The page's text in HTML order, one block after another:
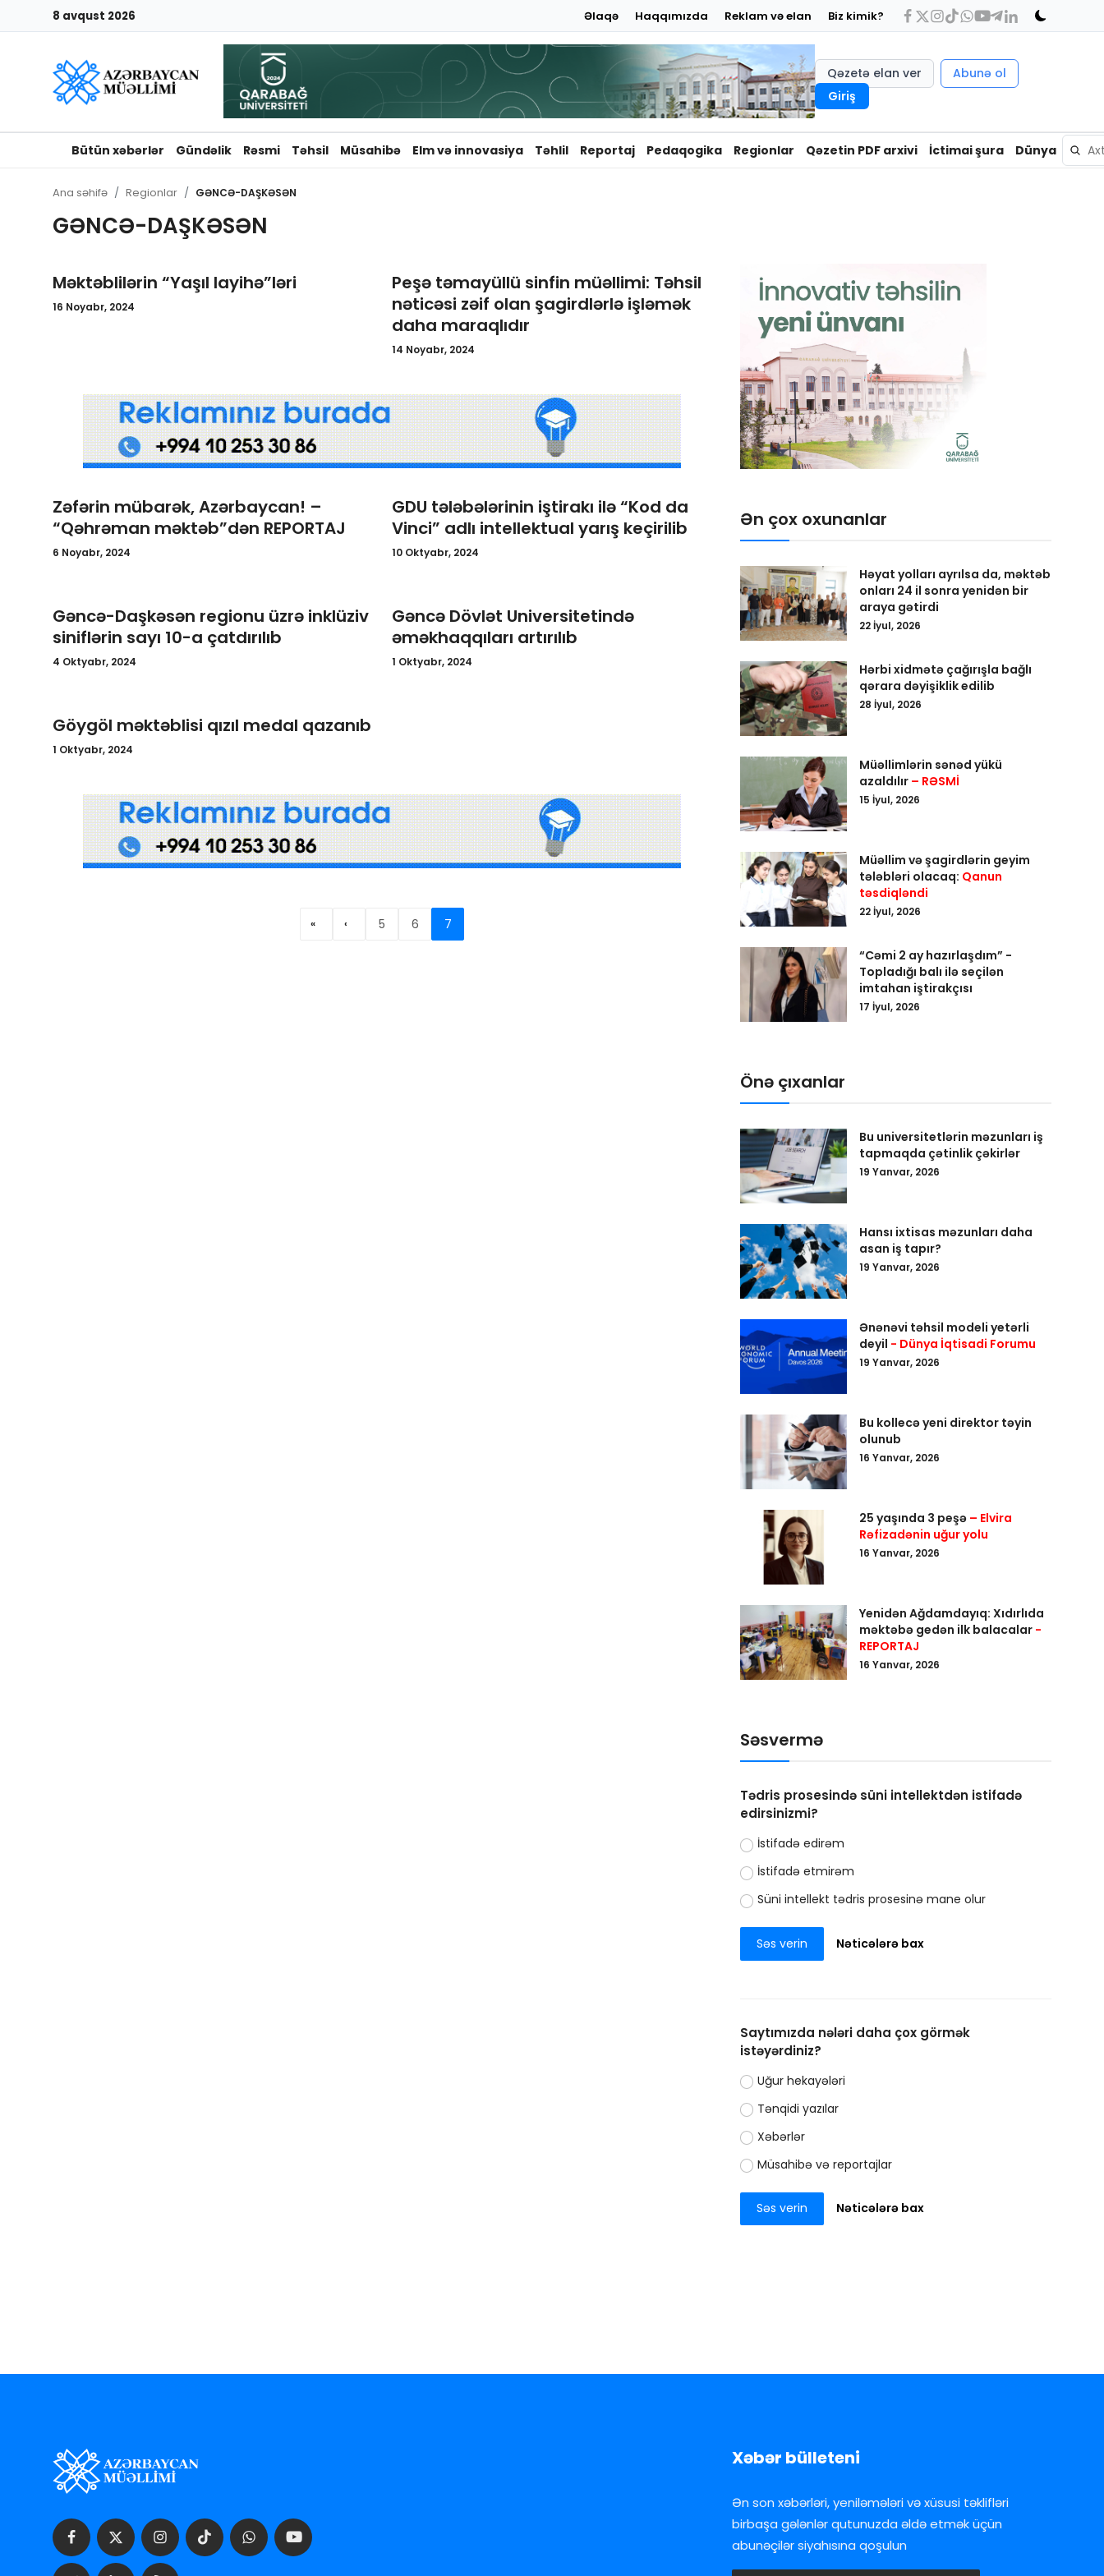
8 avqust 2026 Əlaqə Haqqımızda Reklam və elan Biz kimik?
Qəzetə elan ver
Abunə ol
Giriş
Bütün xəbərlər Gündəlik Rəsmi Təhsil Müsahibə Elm və innovasiya Təhlil Reportaj Pedaqogika Regionlar Qəzetin PDF arxivi İctimai şura Dünya
Giriş
Qeydiyyat
Qəzetə elan ver
Haqqımızda
Biz kimik?
Müsahibə
Reportaj
Pedaqogika
Qəzetin PDF arxivi
Ana səhifə Regionlar GƏNCƏ-DAŞKƏSƏN
GƏNCƏ-DAŞKƏSƏN
Məktəblilərin “Yaşıl layihə”ləri
16 Noyabr, 2024
Peşə təmayüllü sinfin müəllimi: Təhsil
nəticəsi zəif olan şagirdlərlə işləmək
daha maraqlıdır
14 Noyabr, 2024
Zəfərin mübarək, Azərbaycan! –
“Qəhrəman məktəb”dən REPORTAJ
6 Noyabr, 2024
GDU tələbələrinin iştirakı ilə “Kod da
Vinci” adlı intellektual yarış keçirilib
10 Oktyabr, 2024
Gəncə-Daşkəsən regionu üzrə inklüziv
siniflərin sayı 10-a çatdırılıb
4 Oktyabr, 2024
Gəncə Dövlət Universitetində
əməkhaqqıları artırılıb
1 Oktyabr, 2024
Göygöl məktəblisi qızıl medal qazanıb
1 Oktyabr, 2024
« ‹ 5 6 7
Ən çox oxunanlar
Həyat yolları ayrılsa da, məktəb
onları 24 il sonra yenidən bir
araya gətirdi
22 İyul, 2026
Hərbi xidmətə çağırışla bağlı
qərara dəyişiklik edilib
28 İyul, 2026
Müəllimlərin sənəd yükü
azaldılır – RƏSMİ
15 İyul, 2026
Müəllim və şagirdlərin geyim
tələbləri olacaq: Qanun
təsdiqləndi
22 İyul, 2026
“Cəmi 2 ay hazırlaşdım” -
Topladığı balı ilə seçilən
imtahan iştirakçısı
17 İyul, 2026
Önə çıxanlar
Bu universitetlərin məzunları iş
tapmaqda çətinlik çəkirlər
19 Yanvar, 2026
Hansı ixtisas məzunları daha
asan iş tapır?
19 Yanvar, 2026
Ənənəvi təhsil modeli yetərli
deyil - Dünya İqtisadi Forumu
19 Yanvar, 2026
Bu kollecə yeni direktor təyin
olunub
16 Yanvar, 2026
25 yaşında 3 peşə – Elvira
Rəfizadənin uğur yolu
16 Yanvar, 2026
Yenidən Ağdamdayıq: Xıdırlıda
məktəbə gedən ilk balacalar -
REPORTAJ
16 Yanvar, 2026
Səsvermə
Tədris prosesində süni intellektdən istifadə
edirsinizmi?
İstifadə edirəm
İstifadə etmirəm
Süni intellekt tədris prosesinə mane olur
Səs verin Nəticələrə bax
Saytımızda nələri daha çox görmək
istəyərdiniz?
Uğur hekayələri
Tənqidi yazılar
Xəbərlər
Müsahibə və reportajlar
Səs verin Nəticələrə bax
Xəbər bülleteni
Ən son xəbərləri, yeniləmələri və xüsusi təklifləri
birbaşa gələnlər qutunuzda əldə etmək üçün
abunəçilər siyahısına qoşulun